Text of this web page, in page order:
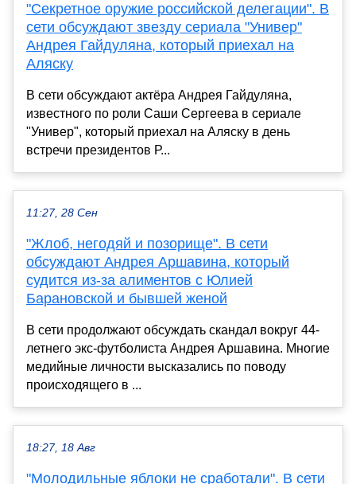
"Секретное оружие российской делегации". В
сети обсуждают звезду сериала "Универ"
Андрея Гайдуляна, который приехал на
Аляску
В сети обсуждают актёра Андрея Гайдуляна,
известного по роли Саши Сергеева в сериале
"Универ", который приехал на Аляску в день
встречи президентов Р...
11:27, 28 Сен
"Жлоб, негодяй и позорище". В сети
обсуждают Андрея Аршавина, который
судится из-за алиментов с Юлией
Барановской и бывшей женой
В сети продолжают обсуждать скандал вокруг 44-
летнего экс-футболиста Андрея Аршавина. Многие
медийные личности высказались по поводу
происходящего в ...
18:27, 18 Авг
"Молодильные яблоки не сработали". В сети